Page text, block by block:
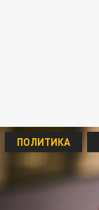
ПОЛИТИКА